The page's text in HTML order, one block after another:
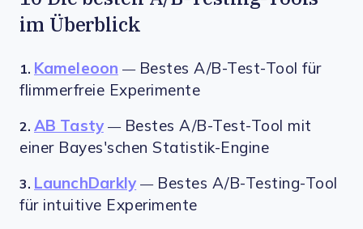
im Überblick
1. Kameleoon — Bestes A/B-Test-Tool für
flimmerfreie Experimente
2. AB Tasty — Bestes A/B-Test-Tool mit
einer Bayes'schen Statistik-Engine
3. LaunchDarkly — Bestes A/B-Testing-Tool
für intuitive Experimente